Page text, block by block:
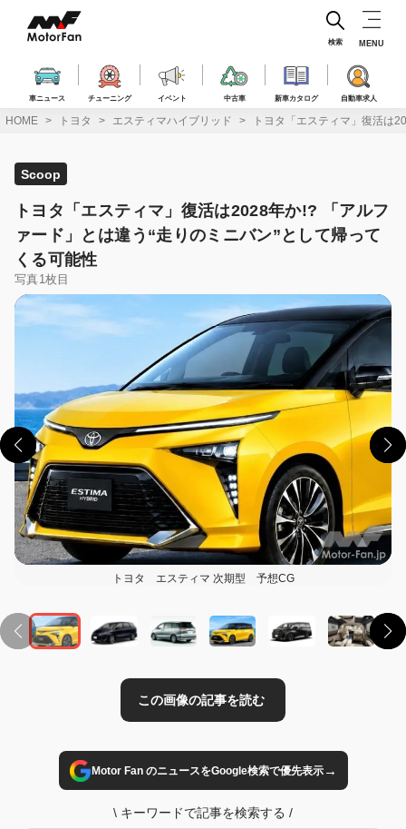
ス
車ニュース チューニング イベント 中古車 新車カタログ 自動車求人
検索 MENU
HOME トヨタ エスティマハイブリッド トヨタ「エスティマ」復活は
Scoop
トヨタ「エスティマ」復活は2028年か!? 「アルフ
ァード」とは違う“走りのミニバン”として帰って
くる可能性
写真1枚目
トヨタ エスティマ 次期型 予想CG
この画像の記事を読む
Motor Fan のニュースをGoogle検索で優先表示→
\ キーワードで記事を検索する /